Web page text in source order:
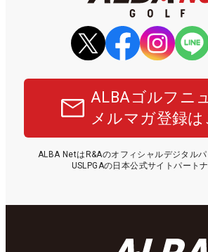
ALBAゴルフニ
メルマガ登録は
ALBA NetはR&Aのオフィシャルデジタル
USLPGAの日本公式サイトパートナ